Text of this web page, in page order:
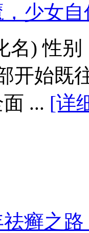
少女
名) 性
开始既
... [详
癣之